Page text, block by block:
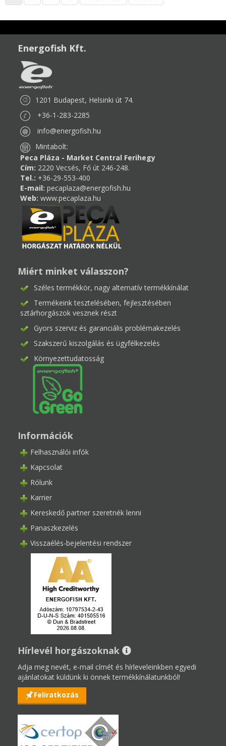
Energofish Kft.
1201 Budapest, Helsinki út 74.
+36-1-283-2285
info@energofish.hu
Mintabolt:
Peca Pláza - Market Central Ferihegy
Cím: 2220 Vecsés, Fő út 246-248.
Tel.: +36-29-553-400
E-mail: pecaplaza@energofish.hu
Web: www.pecaplaza.hu
Miért minket válasszon?
Széles termékkör, nagy alternatív termékkínálat
Termékeink tesztelésében, fejlesztésében
sztárhorgászok vesznek részt
Gyors szerviz és garanciális problémakezelés
Szakszerű kiszolgálás és ügyfélkezelés
Környezettudatosság
Információk
Felhasználói infók
Kapcsolat
Rólunk
Karrier
Kereskedő partner szeretnék lenni
Panaszkezelés
Visszaélés-bejelentési rendszer
Hírlevél horgászoknak
Adja meg nevét, e-mail címét és hírleveleinkben egyedi
ajánlatokat küldünk ki önnek termékkínálatunkból!
Feliratkozás